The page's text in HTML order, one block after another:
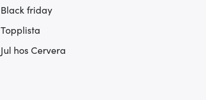
Black friday
Topplista
Jul hos Cervera